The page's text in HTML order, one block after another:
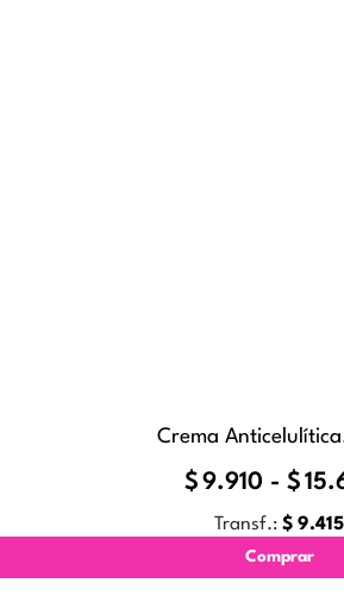
Crema
$ 9.910 - $
Transf.: $ 9.415
Comprar